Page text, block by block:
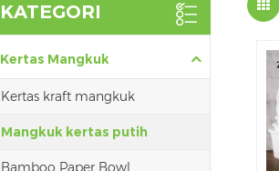
KATEGORI
Kertas Mangkuk
Kertas kraft mangkuk
Mangkuk kertas putih